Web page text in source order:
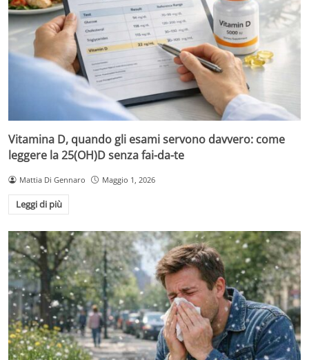
Vitamina D, quando gli esami servono davvero: come
leggere la 25(OH)D senza fai-da-te
Mattia Di Gennaro Maggio 1, 2026
Leggi di più